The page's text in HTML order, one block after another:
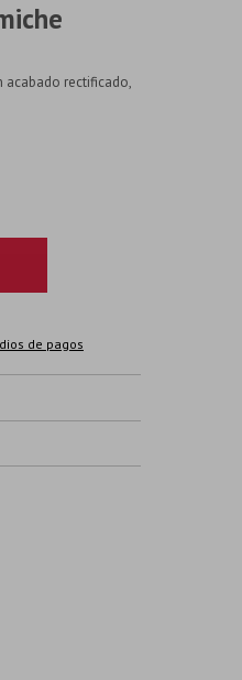
acabado rectificado,
de pagos